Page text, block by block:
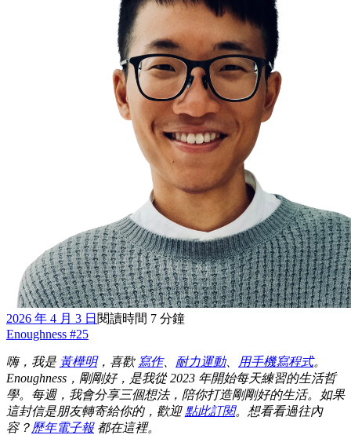
2026 年 4 月 3 日 閱讀時間 7 分鐘
Enoughness #25
嗨，我是 黃樺明，喜歡 寫作、 耐力運動、 用手機寫程式。
Enoughness，剛剛好，是我從 2023 年開始每天練習的生活哲
學。每週，我會分享三個想法，陪你打造剛剛好的生活。如果
這封信是朋友轉寄給你的，歡迎 點此訂閱。想看看過往內
容？ 歷年電子報都在這裡。